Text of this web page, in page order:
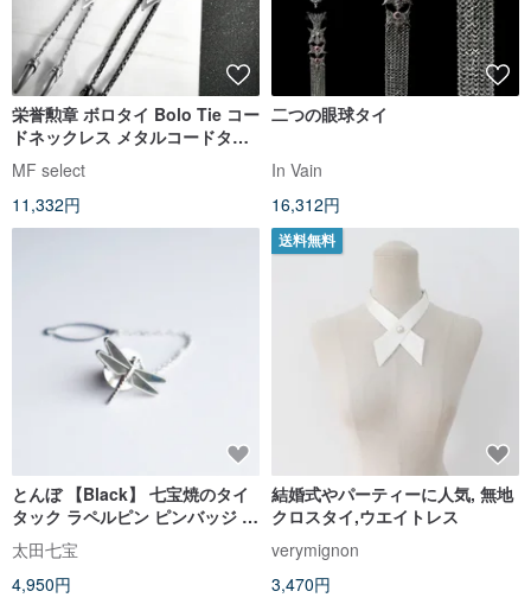
栄誉勲章 ボロタイ Bolo Tie コー
ドネックレス メタルコードタイ
ロングネックレス
MF select
11,332円
二つの眼球タイ
In Vain
16,312円
とんぼ 【Black】 七宝焼のタイ
タック ラペルピン ピンバッジ 丹
銅胎七宝
太田七宝
4,950円
送料無料
結婚式やパーティーに人気, 無地
クロスタイ,ウエイトレス
verymignon
3,470円